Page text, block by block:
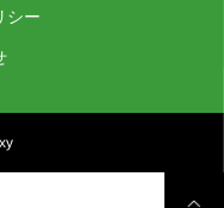
シー